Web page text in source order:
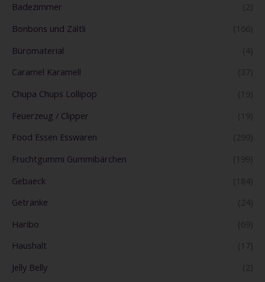
Badezimmer
(2)
Bonbons und Zältli
(166)
Büromaterial
(4)
Caramel Karamell
(37)
Chupa Chups Lollipop
(19)
Feuerzeug / Clipper
(19)
Food Essen Esswaren
(299)
Fruchtgummi Gummibärchen
(199)
Gebaeck
(184)
Getränke
(24)
Haribo
(69)
Haushalt
(17)
Jelly Belly
(2)